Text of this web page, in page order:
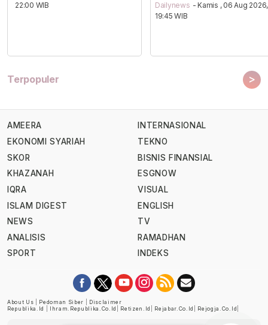
22:00 WIB
Dailynews - Kamis , 06 Aug 2026,
19:45 WIB
Terpopuler >
AMEERA
EKONOMI SYARIAH
SKOR
KHAZANAH
IQRA
ISLAM DIGEST
NEWS
ANALISIS
SPORT
INTERNASIONAL
TEKNO
BISNIS FINANSIAL
ESGNOW
VISUAL
ENGLISH
TV
RAMADHAN
INDEKS
About Us Pedoman Siber
Disclaimer
Republika.id
Ihram.republika.co.id Retizen.id Rejabar.co.id Rejogja.co.id